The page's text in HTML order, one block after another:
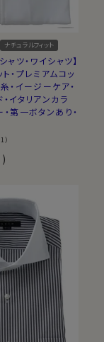
アな
す。
あ
にく
い
ナチュラルフィット
ャツ・ワイシャツ】
・プレミアムコッ
・イージーケア・
イタリアンカラ
・第一ボタンあり・
）